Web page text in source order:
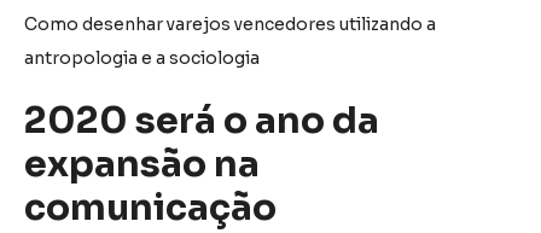
Como desenhar varejos vencedores utilizando a
antropologia e a sociologia
2020 será o ano da
expansão na
comunicação